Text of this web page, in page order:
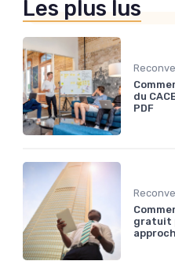
Les plus lus
du
PDF
gratuit